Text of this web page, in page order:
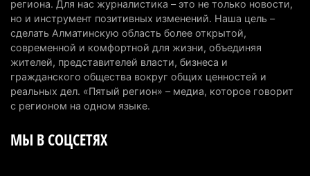
В Alatau City Authority назначили нового
директора по коммуникациям
4 августа 2026 г. 20:22
Партия «Әділет» предложила превратить
университеты в центры технологий и новых
рабочих мест
В Алматинской области назначили нового
региона. Для нас журналистика – это не только новости,
но и инструмент позитивных изменений. Наша цель –
сделать Алматинскую область более открытой,
современной и комфортной для жизни, объединяя
жителей, представителей власти, бизнеса и
гражданского общества вокруг общих ценностей и
реальных дел. «Пятый регион» – медиа, которое говорит
с регионом на одном языке.
МЫ В СОЦСЕТЯХ